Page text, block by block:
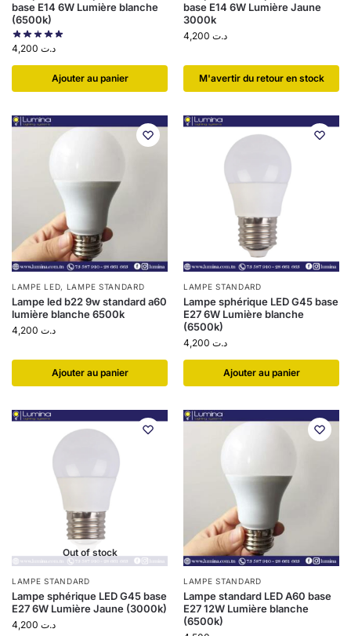
base E14 6W Lumière blanche
(6500k)
د.ت
Ajouter au panier
base E14 6W Lumière Jaune
3000k
د.ت
​M'avertir du retour en stock
LAMPE LED, LAMPE STANDARD
Lampe led b22 9w standard a60
lumière blanche 6500k
د.ت
Ajouter au panier
LAMPE STANDARD
Lampe sphérique LED G45 base
E27 6W Lumière blanche
(6500k)
د.ت
Ajouter au panier
Out of stock
LAMPE STANDARD
Lampe sphérique LED G45 base
E27 6W Lumière Jaune (3000k)
د.ت
LAMPE STANDARD
Lampe standard LED A60 base
E27 12W Lumière blanche
(6500k)